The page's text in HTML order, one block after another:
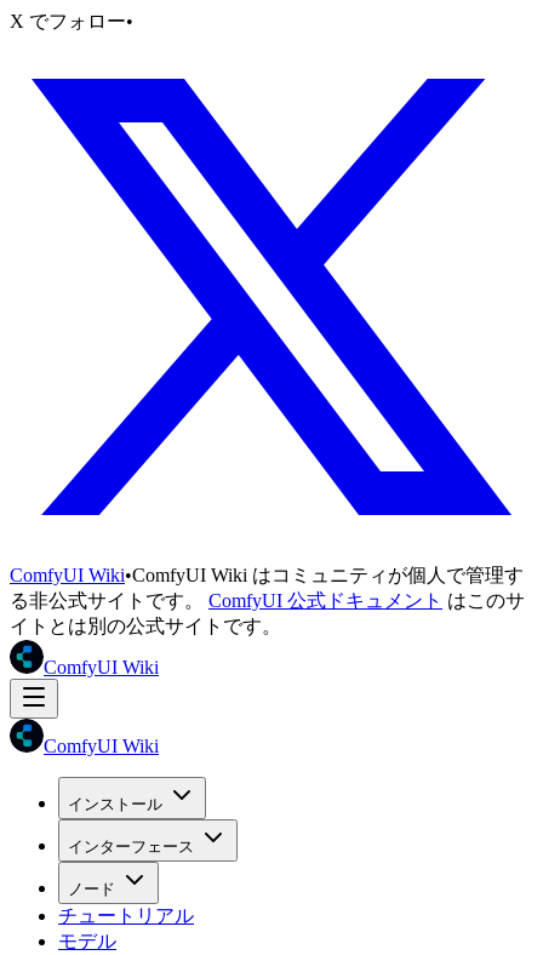
X でフォロー•
ComfyUI Wiki•ComfyUI Wiki はコミュニティが個人で管理す
る非公式サイトです。
ComfyUI 公式ドキュメント はこのサ
イトとは別の公式サイトです。
ComfyUI Wiki
ComfyUI Wiki
インストール
インターフェース
ノード
チュートリアル
モデル